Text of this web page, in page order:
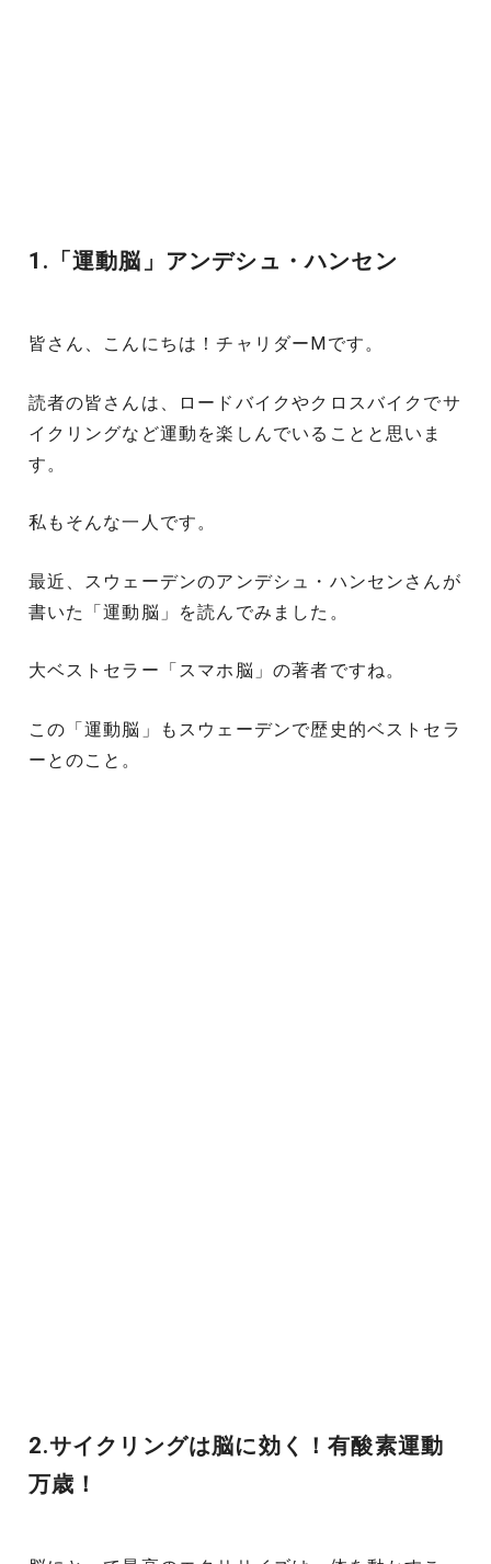
1.「運動脳」アンデシュ・ハンセン
皆さん、こんにちは！チャリダーMです。
読者の皆さんは、ロードバイクやクロスバイクでサ
イクリングなど運動を楽しんでいることと思いま
す。
私もそんな一人です。
最近、スウェーデンのアンデシュ・ハンセンさんが
書いた「運動脳」を読んでみました。
大ベストセラー「スマホ脳」の著者ですね。
この「運動脳」もスウェーデンで歴史的ベストセラ
ーとのこと。
2.サイクリングは脳に効く！有酸素運動
万歳！